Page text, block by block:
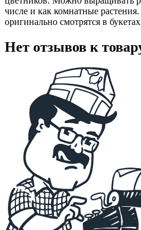
числе и как комнатные
оригинально смотрятся в
Нет отзывов к